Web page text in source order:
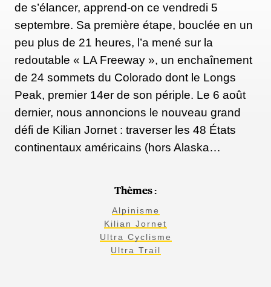
de s’élancer, apprend-on ce vendredi 5
septembre. Sa première étape, bouclée en un
peu plus de 21 heures, l’a mené sur la
redoutable « LA Freeway », un enchaînement
de 24 sommets du Colorado dont le Longs
Peak, premier 14er de son périple. Le 6 août
dernier, nous annoncions le nouveau grand
défi de Kilian Jornet : traverser les 48 États
continentaux américains (hors Alaska…
Thèmes :
Alpinisme
Kilian Jornet
Ultra Cyclisme
Ultra Trail